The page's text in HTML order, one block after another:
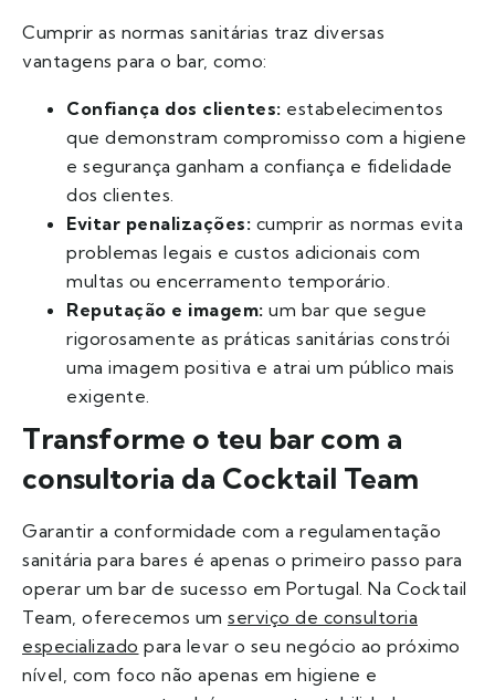
Cumprir as normas sanitárias traz diversas
vantagens para o bar, como:
Confiança dos clientes: estabelecimentos
que demonstram compromisso com a higiene
e segurança ganham a confiança e fidelidade
dos clientes.
Evitar penalizações: cumprir as normas evita
problemas legais e custos adicionais com
multas ou encerramento temporário.
Reputação e imagem: um bar que segue
rigorosamente as práticas sanitárias constrói
uma imagem positiva e atrai um público mais
exigente.
Transforme o teu bar com a
consultoria da Cocktail Team
Garantir a conformidade com a regulamentação
sanitária para bares é apenas o primeiro passo para
operar um bar de sucesso em Portugal. Na Cocktail
Team, oferecemos um serviço de consultoria
especializado para levar o seu negócio ao próximo
nível, com foco não apenas em higiene e